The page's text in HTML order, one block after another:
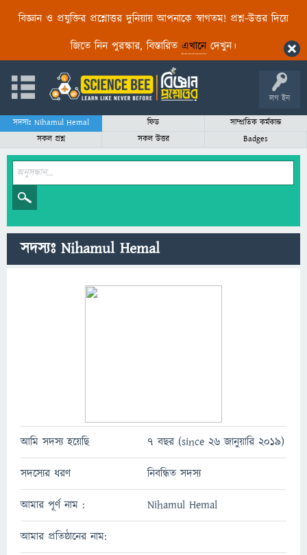
বিজ্ঞান ও প্রযুক্তির প্রশ্নোত্তর দুনিয়ায় আপনাকে স্বাগতম! প্রশ্ন-উত্তর দিয়ে
জিতে নিন পুরস্কার, বিস্তারিত এখানেদেখুন।
লগ ইন
সদস্যঃ Nihamul Hemal ফিড
সাম্প্রতিক কর্মকান্ড
সকল প্রশ্ন
সকল উত্তর Badges
সদস্যঃ Nihamul Hemal
আমি সদস্য হয়েছি 7 বছর (since 26 জানুয়ারি 2019)
সদস্যের ধরণ নিবন্ধিত সদস্য
আমার পূর্ণ নাম : Nihamul Hemal
আমার প্রতিষ্ঠানের নাম: